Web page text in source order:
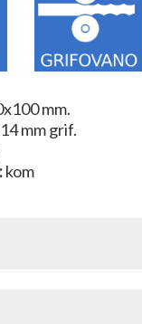
mm.
mm grif.
kom